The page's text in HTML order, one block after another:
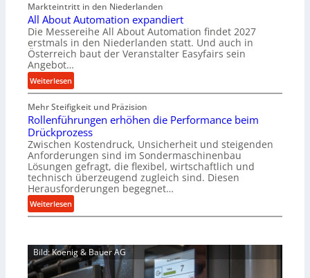
e
r
s
o
u
n
g
e
n
t
s
p
a
n
s
i
c
s
c
h
i
n
e
n
a
u
-
B
e
s
t
e
l
u
n
g
Markteintritt in den Niederlanden
All About Automation expandiert
Die Messereihe All About Automation findet 2027
erstmals in den Niederlanden statt. Und auch in
Österreich baut der Veranstalter Easyfairs sein
Angebot…
Weiterlesen:
A
l
l
A
b
o
u
t
A
u
m
a
Mehr Steifigkeit und Präzision
Rollenführungen erhöhen die Performance beim
Drückprozess
Zwischen Kostendruck, Unsicherheit und steigenden
Anforderungen sind im Sondermaschinenbau
Lösungen gefragt, die flexibel, wirtschaftlich und
technisch überzeugend zugleich sind. Diesen
Herausforderungen begegnet…
Weiterlesen:
R
l
l
e
Bild: Koenig & Bauer AG